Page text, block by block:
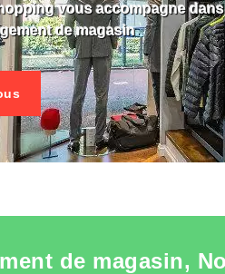
vous accompagne
de magasin
de magasin,